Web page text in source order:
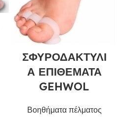
ΣΦΥΡΟΔΑΚΤΥΛΙ
Α ΕΠΙΘΕΜΑΤΑ
GEHWOL
Βοηθήματα πέλματος